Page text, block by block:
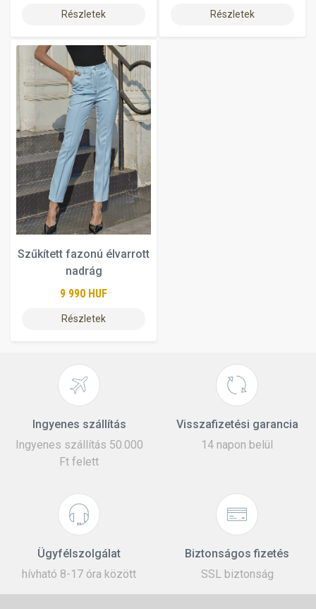
Részletek Részletek
Szűkített fazonú élvarrott
nadrág
9 990 HUF
Részletek
Ingyenes szállítás
Ingyenes szállítás 50.000
Ft felett
Visszafizetési garancia
14 napon belül
Ügyfélszolgálat
hívható 8-17 óra között
Biztonságos fizetés
SSL biztonság